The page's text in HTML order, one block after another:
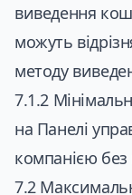
виведення
можуть
методу
7.1.2
на Панелі
компанією
7.2